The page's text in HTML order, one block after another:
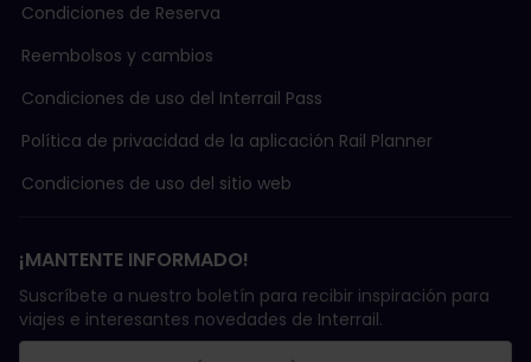
Condiciones de Reserva
Reembolsos y cambios
Condiciones de uso del Interrail Pass
Política de privacidad de la aplicación Rail Planner
Condiciones de uso del sitio web
¡MANTENTE INFORMADO!
Suscríbete a nuestro boletín para recibir inspiración para
viajes e interesantes novedades de Interrail.